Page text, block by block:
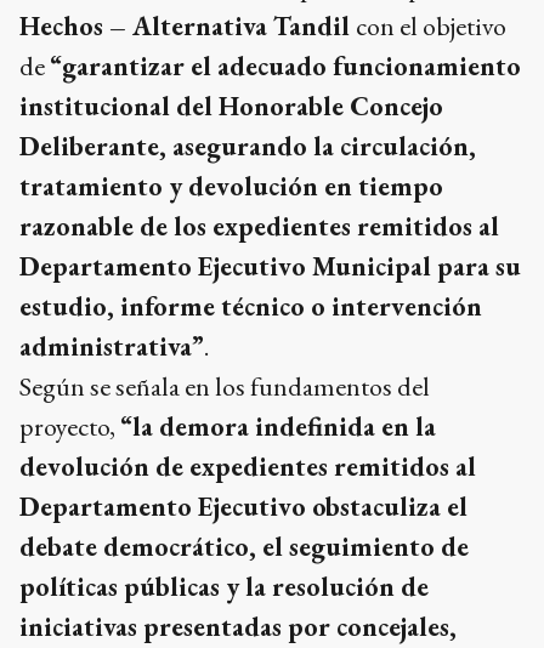
Hechos – Alternativa Tandil con el objetivo
de“garantizar el adecuado funcionamiento
institucional del Honorable Concejo
Deliberante, asegurando la circulación,
tratamiento y devolución en tiempo
razonable de los expedientes remitidos al
Departamento Ejecutivo Municipal para su
estudio, informe técnico o intervención
administrativa”.
Según se señala en los fundamentos del
proyecto, “la demora indefinida en la
devolución de expedientes remitidos al
Departamento Ejecutivo obstaculiza el
debate democrático, el seguimiento de
políticas públicas y la resolución de
iniciativas presentadas por concejales,